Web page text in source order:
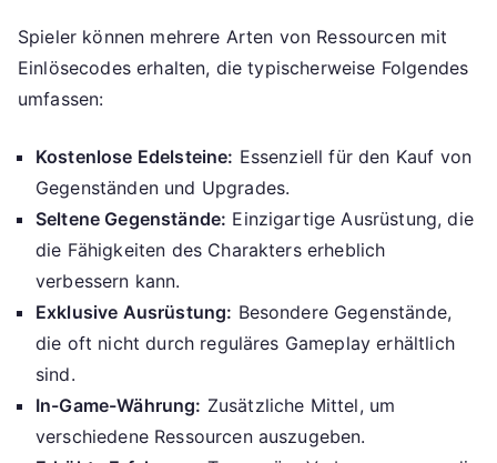
Spieler können mehrere Arten von Ressourcen mit
Einlösecodes erhalten, die typischerweise Folgendes
umfassen:
Kostenlose Edelsteine: Essenziell für den Kauf von
Gegenständen und Upgrades.
Seltene Gegenstände: Einzigartige Ausrüstung, die
die Fähigkeiten des Charakters erheblich
verbessern kann.
Exklusive Ausrüstung: Besondere Gegenstände,
die oft nicht durch reguläres Gameplay erhältlich
sind.
In-Game-Währung: Zusätzliche Mittel, um
verschiedene Ressourcen auszugeben.